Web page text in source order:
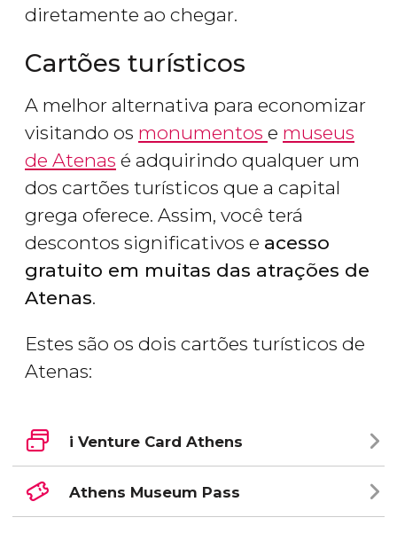
diretamente ao chegar.
Cartões turísticos
A melhor alternativa para economizar
visitando os monumentos e museus
de Atenas é adquirindo qualquer um
dos cartões turísticos que a capital
grega oferece. Assim, você terá
descontos significativos e acesso
gratuito em muitas das atrações de
Atenas.
Estes são os dois cartões turísticos de
Atenas:
i Venture Card Athens
Athens Museum Pass